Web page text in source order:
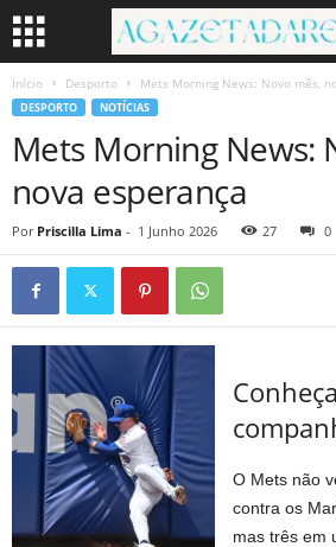
Início Desporto Mets Morning News: Novo mês,
DESPORTO NOTÍCIAS
Mets Morning News:
nova esperança
Por Priscilla Lima - 1 Junho 2026 27 0
O Mets não
contra os
mas três em